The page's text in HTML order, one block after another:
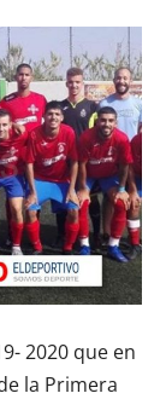
2020 que en
la Primera